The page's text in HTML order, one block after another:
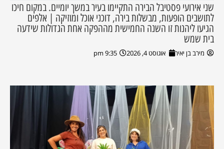
שני אירועי פסטיבל הבירה התקיימו בעיר במשך יומיים. במקום חיכו
לתושבים הופעות, מבשלות בירה, דוכני אוכל ומוזיקה | אלפים
הגיעו ליהנות זו השנה החמישית מההפקה אחת הגדולות שידעה
בית שמש
מירב בן יאיר אוגוסט 4, 2026 9:35 pm